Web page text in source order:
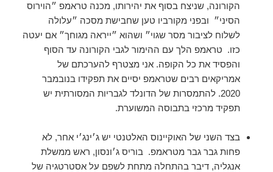
הקורונה, שניצח בסוף את יהירותו, מכנה טראמפ ״הוירוס
הסיני״ ובפני מקורביו טען שחבישת מסכה ״עלולה
לשלוח לציבור מסר שגוי״ ושהוא ״ייראה מגוחך״ אם יעטה
כזו. טראמפ הלך עם ההימור לגבי הקורונה עד הסוף
והפסיד את כל הקופה. אני מצטרף להערכתם של
אמריקאים רבים שטראמפ יסיים את תפקידו בנובמבר
2020. להתמסרות של הדונלד לגבריות המסורתית יש
תפקיד מרכזי בתבוסה המשוערת.
בצד השני של האוקיינוס האלטנטי יש ג׳ינג׳י אחר, לא
פחות גבר גבר מטראמפ. בוריס ג׳ונסון, ראש ממשלת
אנגליה, דיבר בהתחלה מתחת לשפם על אסטרטגיה של